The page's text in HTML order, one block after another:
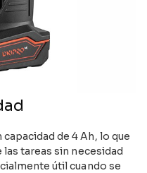
capacidad de 4 Ah, lo que
tareas sin necesidad
útil cuando se